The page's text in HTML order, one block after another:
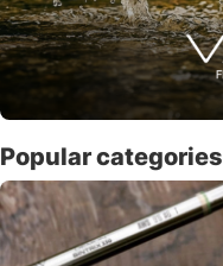
Popular categories